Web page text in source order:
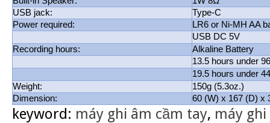
USB jack:
Type-C
Power required:
LR6 or Ni-MH AA
USB DC 5V
Recording hours:
Alkaline Battery
13.5 hours under
19.5 hours under
Weight:
150g (5.3oz.)
Dimension:
60 (W) x 167 (D) x
keyword: máy ghi âm cầm tay, máy